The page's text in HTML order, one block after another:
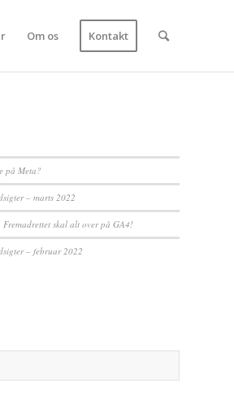
Om os Kontakt
på Meta?
– marts 2022
skal alt over på GA4!
– februar 2022